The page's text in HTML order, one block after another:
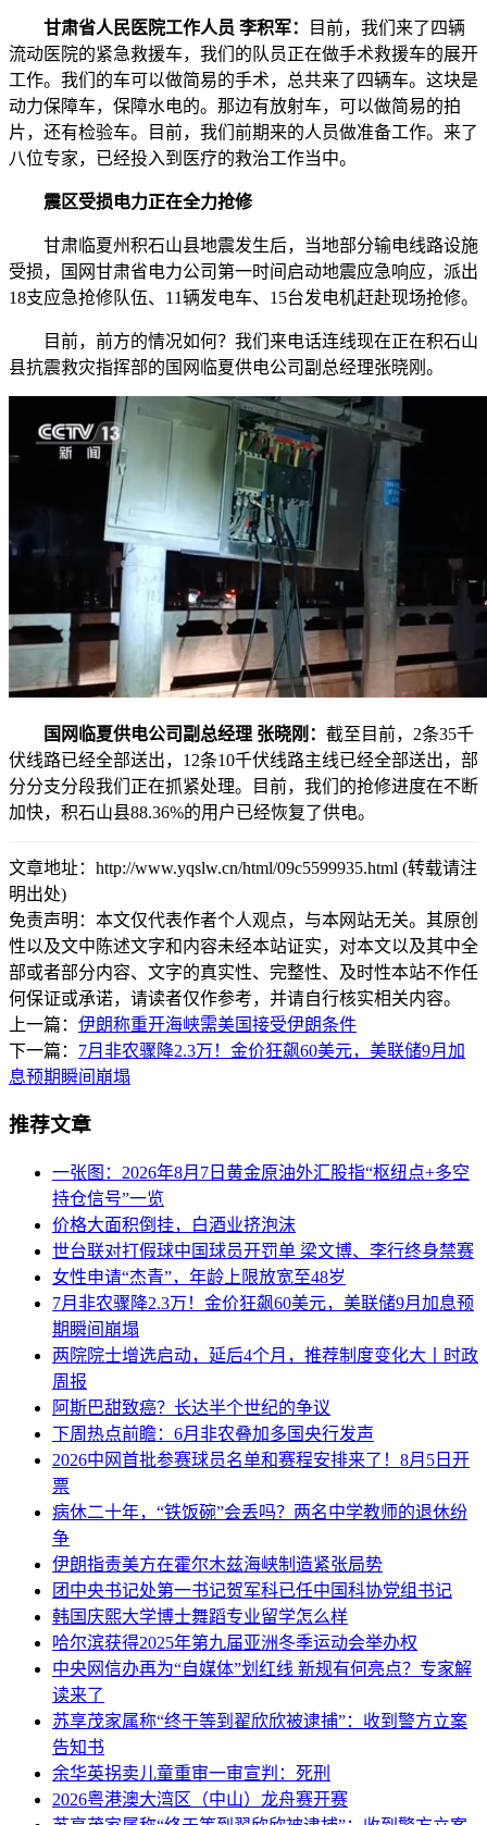
甘肃省人民医院工作人员 李积军：
目前，我们来了四辆
流动医院的紧急救援车，我们的队员正在做手术救援车的展开
工作。我们的车可以做简易的手术，总共来了四辆车。这块是
动力保障车，保障水电的。那边有放射车，可以做简易的拍
片，还有检验车。目前，我们前期来的人员做准备工作。来了
八位专家，已经投入到医疗的救治工作当中。
震区受损电力正在全力抢修
甘肃临夏州积石山县地震发生后，当地部分输电线路设施
受损，国网甘肃省电力公司第一时间启动地震应急响应，派出
18支应急抢修队伍、11辆发电车、15台发电机赶赴现场抢修。
目前，前方的情况如何？我们来电话连线现在正在积石山
县抗震救灾指挥部的国网临夏供电公司副总经理张晓刚。
国网临夏供电公司副总经理 张晓刚： 截至目前，2条35千
伏线路已经全部送出，12条10千伏线路主线已经全部送出，部
分分支分段我们正在抓紧处理。目前，我们的抢修进度在不断
加快，积石山县88.36%的用户已经恢复了供电。
文章地址：http://www.yqslw.cn/html/09c5599935.html (转载请注
明出处)
免责声明：本文仅代表作者个人观点，与本网站无关。其原创
性以及文中陈述文字和内容未经本站证实，对本文以及其中全
部或者部分内容、文字的真实性、完整性、及时性本站不作任
何保证或承诺，请读者仅作参考，并请自行核实相关内容。
上一篇： 伊朗称重开海峡需美国接受伊朗条件
下一篇： 7月非农骤降2.3万！金价狂飙60美元，美联储9月加
息预期瞬间崩塌
推荐文章
一张图：2026年8月7日黄金原油外汇股指“枢纽点+多空
持仓信号”一览
价格大面积倒挂，白酒业挤泡沫
世台联对打假球中国球员开罚单 梁文博、李行终身禁赛
女性申请“杰青”，年龄上限放宽至48岁
7月非农骤降2.3万！金价狂飙60美元，美联储9月加息预
期瞬间崩塌
两院院士增选启动，延后4个月，推荐制度变化大丨时政
周报
阿斯巴甜致癌？长达半个世纪的争议
下周热点前瞻：6月非农叠加多国央行发声
2026中网首批参赛球员名单和赛程安排来了！8月5日开
票
病休二十年，“铁饭碗”会丢吗？两名中学教师的退休纷
争
伊朗指责美方在霍尔木兹海峡制造紧张局势
团中央书记处第一书记贺军科已任中国科协党组书记
韩国庆熙大学博士舞蹈专业留学怎么样
哈尔滨获得2025年第九届亚洲冬季运动会举办权
中央网信办再为“自媒体”划红线 新规有何亮点？专家解
读来了
苏享茂家属称“终于等到翟欣欣被逮捕”：收到警方立案
告知书
余华英拐卖儿童重审一审宣判：死刑
2026粤港澳大湾区（中山）龙舟赛开赛